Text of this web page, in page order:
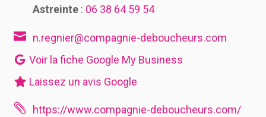
Astreinte: 06 38 64 59 54
 n.regnier@compagnie-deboucheurs.com
Voir la fiche Google My Business
Laissez un avis Google
 https://www.compagnie-deboucheurs.com/